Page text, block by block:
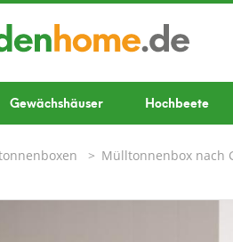
Gewächshäuser Hochbeete
Mülltonnenbox nach